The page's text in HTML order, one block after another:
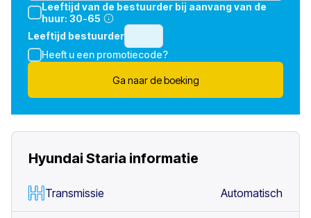
Leeftijd van de bestuurder bij aanvang van de
huur: 30-65
Leeftijd bestuurder
Heeft u een promotiecode?
Ga naar de boeking
Hyundai Staria informatie
Transmissie Automatisch